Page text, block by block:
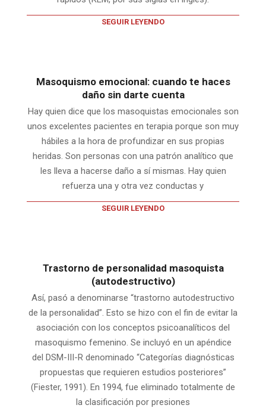
SEGUIR LEYENDO
Masoquismo emocional: cuando te haces
daño sin darte cuenta
Hay quien dice que los masoquistas emocionales son
unos excelentes pacientes en terapia porque son muy
hábiles a la hora de profundizar en sus propias
heridas. Son personas con una patrón analítico que
les lleva a hacerse daño a sí mismas. Hay quien
refuerza una y otra vez conductas y
SEGUIR LEYENDO
Trastorno de personalidad masoquista
(autodestructivo)
Así, pasó a denominarse “trastorno autodestructivo
de la personalidad”. Esto se hizo con el fin de evitar la
asociación con los conceptos psicoanalíticos del
masoquismo femenino. Se incluyó en un apéndice
del DSM-III-R denominado “Categorías diagnósticas
propuestas que requieren estudios posteriores”
(Fiester, 1991). En 1994, fue eliminado totalmente de
la clasificación por presiones